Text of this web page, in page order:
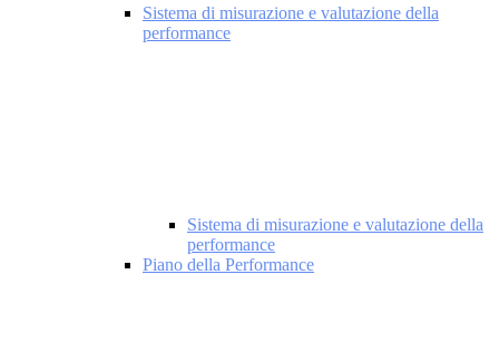
Sistema di misurazione e valutazione della
performance
Sistema di misurazione e valutazione della
performance
Piano della Performance